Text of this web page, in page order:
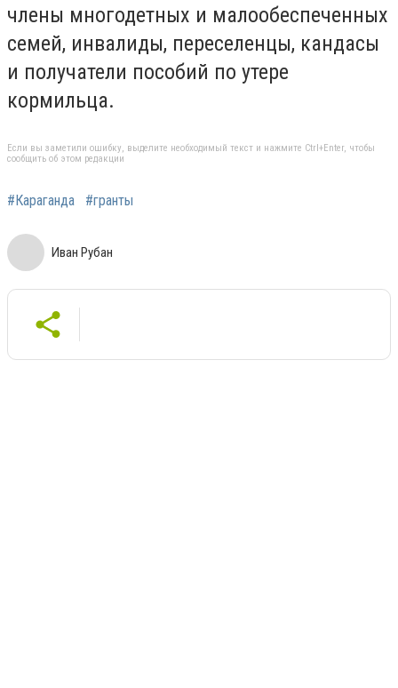
члены многодетных и малообеспеченных
семей, инвалиды, переселенцы, кандасы
и получатели пособий по утере
кормильца.
Если вы заметили ошибку, выделите необходимый текст и нажмите Ctrl+Enter, чтобы
сообщить об этом редакции
#Караганда #гранты
Иван Рубан